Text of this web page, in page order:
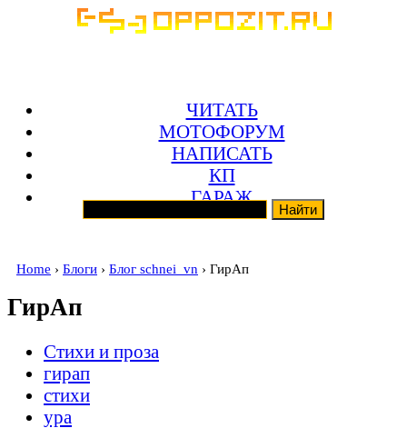
ЧИТАТЬ
МОТОФОРУМ
НАПИСАТЬ
КП
ГАРАЖ
Home › Блоги › Блог schnei_vn › ГирАп
ГирАп
Стихи и проза
гирап
стихи
ура